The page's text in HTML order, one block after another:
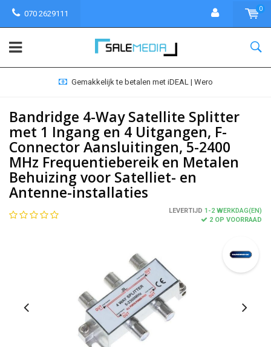
070 2629111
0
Gemakkelijk te betalen met iDEAL | Wero
Bandridge 4-Way Satellite Splitter
met 1 Ingang en 4 Uitgangen, F-
Connector Aansluitingen, 5-2400
MHz Frequentiebereik en Metalen
Behuizing voor Satelliet- en
Antenne-installaties
LEVERTIJD 1-2 WERKDAG(EN)
2 OP VOORRAAD